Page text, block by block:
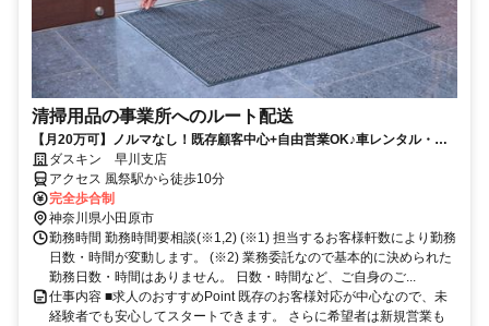
清掃用品の事業所へのルート配送
【月20万可】ノルマなし！既存顧客中心+自由営業OK♪車レンタル・タ
ブレットリース有り！
ダスキン 早川支店
アクセス 風祭駅から徒歩10分
完全歩合制
神奈川県小田原市
勤務時間 勤務時間要相談(※1,2) (※1) 担当するお客様軒数により勤務
日数・時間が変動します。 (※2) 業務委託なので基本的に決められた
勤務日数・時間はありません。 日数・時間など、ご自身のご...
仕事内容 ■求人のおすすめPoint 既存のお客様対応が中心なので、未
経験者でも安心してスタートできます。 さらに希望者は新規営業も